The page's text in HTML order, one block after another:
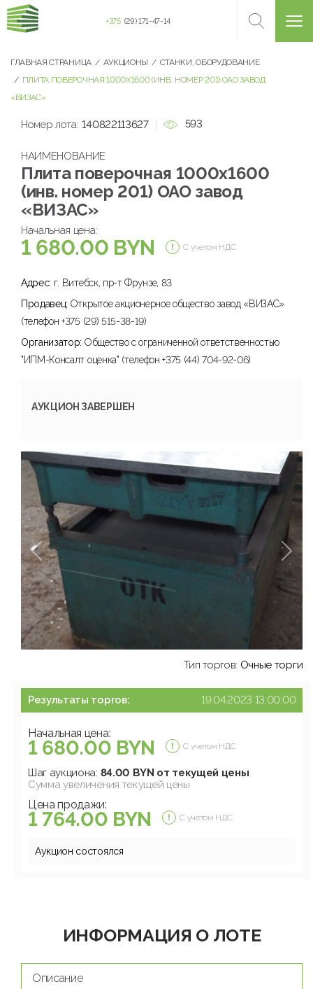
+375 (29) 171-47-14
ГЛАВНАЯ СТРАНИЦА АУКЦИОНЫ
СТАНКИ, ОБОРУДОВАНИЕ
ПЛИТА ПОВЕРОЧНАЯ 1000Х1600 (ИНВ. НОМЕР 201) ОАО ЗАВОД
«ВИЗАС»
Номер лота: 140822113627 593
НАИМЕНОВАНИЕ
Плита поверочная 1000х1600
(инв. номер 201) ОАО завод
«ВИЗАС»
Начальная цена:
1 680.00 BYN С учетом НДС
Адрес: г. Витебск, пр-т Фрунзе, 83
Продавец: Открытое акционерное общество завод «ВИЗАС»
(телефон +375 (29) 515-38-19)
Организатор: Общество с ограниченной ответственностью
"ИПМ-Консалт оценка" (телефон +375 (44) 704-92-06)
АУКЦИОН ЗАВЕРШЕН
Тип торгов: Очные торги
Результаты торгов: 19.04.2023 13:00:00
Начальная цена:
1 680.00 BYN С учетом НДС
Шаг аукциона: 84.00 BYN от текущей цены
Сумма увеличения текущей цены
Цена продажи:
1 764.00 BYN С учетом НДС
Аукцион состоялся
ИНФОРМАЦИЯ О ЛОТЕ
Описание